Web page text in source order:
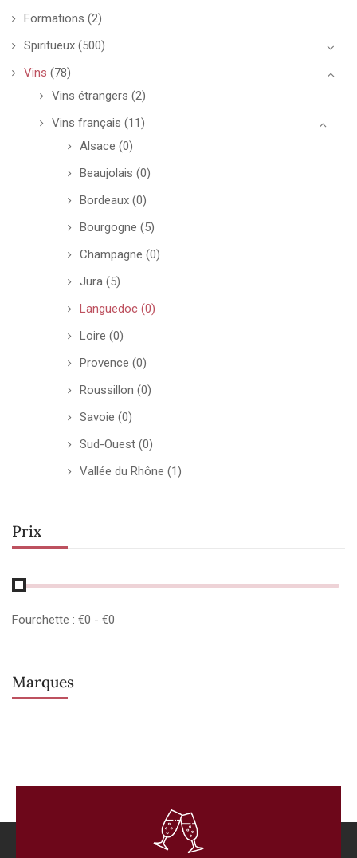
Formations (2)
Spiritueux (500)
Vins (78)
Vins étrangers (2)
Vins français (11)
Alsace (0)
Beaujolais (0)
Bordeaux (0)
Bourgogne (5)
Champagne (0)
Jura (5)
Languedoc (0)
Loire (0)
Provence (0)
Roussillon (0)
Savoie (0)
Sud-Ouest (0)
Vallée du Rhône (1)
Prix
Fourchette : €0 - €0
Marques